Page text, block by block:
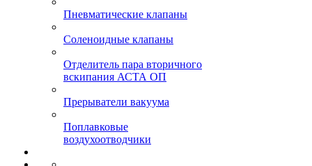
Пневматические клапаны
Соленоидные клапаны
Отделитель пара вторичного
вскипания АСТА ОП
Прерыватели вакуума
Поплавковые
воздухоотводчики